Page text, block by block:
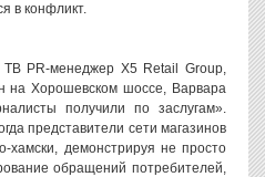
в конфликт.
PR-менеджер X5 Retail Group,
на Хорошевском шоссе, Варвара
получили по заслугам».
представители сети магазинов
хамски, демонстрируя не просто
обращений потребителей,